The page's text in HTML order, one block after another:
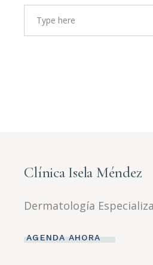
Search
for:
Clínica Isela Méndez
Dermatología
AGENDA AHORA